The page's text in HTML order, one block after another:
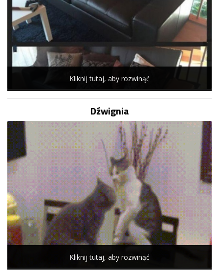
Kliknij tutaj, aby rozwinąć
Dźwignia
Kliknij tutaj, aby rozwinąć